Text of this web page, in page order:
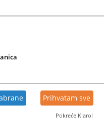
Prihvatam sve
Pokreće Klaro!